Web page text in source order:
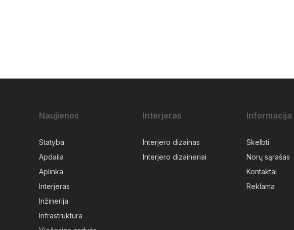
Naujienos
Statyba
Apdaila
Aplinka
Interjeras
Inžinerija
Infrastruktura
Interjeras
Interjero dizainas
Interjero dizaineriai
Informacija
Skelbti
Norų sąrašas
Kontaktai
Reklama